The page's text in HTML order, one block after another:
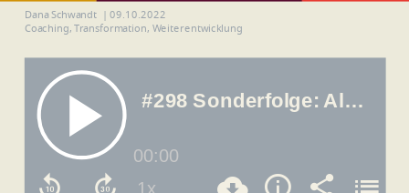
Dana Schwandt
09.10.2022
Coaching, Transformation, Weiterentwicklung